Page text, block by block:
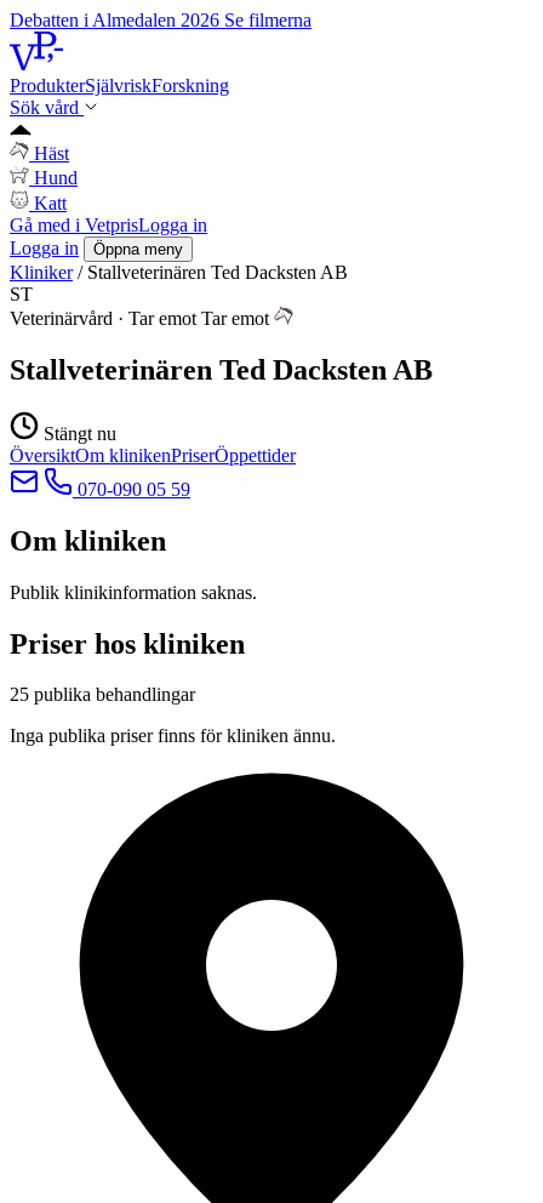
Debatten i Almedalen 2026 Se filmerna
ProdukterSjälvriskForskning
Sök vård
Häst
Hund
Katt
Gå med i VetprisLogga in
Logga in
Öppna meny
Kliniker / Stallveterinären Ted Dacksten AB
ST
Veterinärvård · Tar emot Tar emot
Stallveterinären Ted Dacksten AB
Stängt nu
ÖversiktOm klinikenPriserÖppettider
070-090 05 59
Om kliniken
Publik klinikinformation saknas.
Priser hos kliniken
25 publika behandlingar
Inga publika priser finns för kliniken ännu.